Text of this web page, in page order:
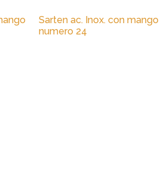
Sarten ac. Inox. con mango
numero 24